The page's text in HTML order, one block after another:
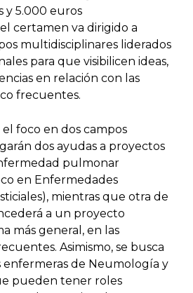
y 5.000 euros
certamen va dirigido a
multidisciplinares liderados
para que visibilicen ideas,
en relación con las
frecuentes.
foco en dos campos
dos ayudas a proyectos
pulmonar
en Enfermedades
mientras que otra de
a un proyecto
más general, en las
Asimismo, se busca
enfermeras de Neumología y
pueden tener roles